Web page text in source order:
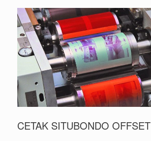
CETAK SITUBONDO OFFSET